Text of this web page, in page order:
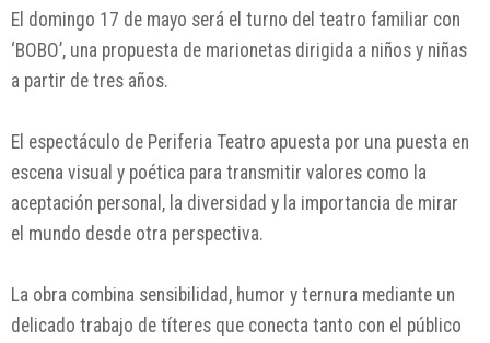
El domingo 17 de mayo será el turno del teatro familiar con
‘BOBO’, una propuesta de marionetas dirigida a niños y niñas
a partir de tres años.
El espectáculo de Periferia Teatro apuesta por una puesta en
escena visual y poética para transmitir valores como la
aceptación personal, la diversidad y la importancia de mirar
el mundo desde otra perspectiva.
La obra combina sensibilidad, humor y ternura mediante un
delicado trabajo de títeres que conecta tanto con el público